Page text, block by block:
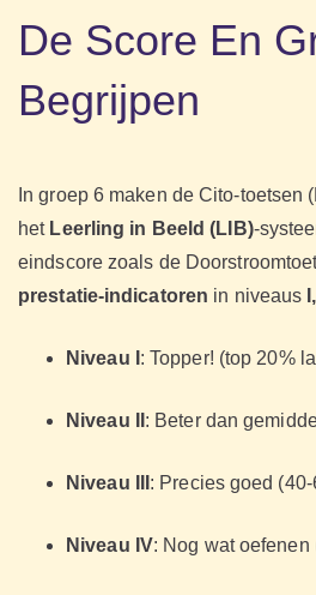
De Score En
Begrijpen
In groep 6 maken de Cito-toetsen
het Leerling in Beeld (LIB)-
eindscore zoals de
prestatie-indicatoren in niveaus
Niveau I : Topper! (top 20%
Niveau II : Beter dan
Niveau III : Precies goed (40-
Niveau IV: Nog wat oefenen